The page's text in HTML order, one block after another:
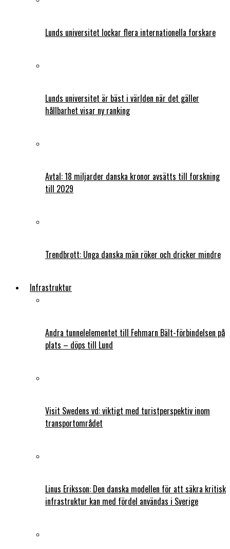
Lunds universitet lockar flera internationella forskare
Lunds universitet är bäst i världen när det gäller
hållbarhet visar ny ranking
Avtal: 18 miljarder danska kronor avsätts till forskning
till 2029
Trendbrott: Unga danska män röker och dricker mindre
Infrastruktur
Andra tunnelelementet till Fehmarn Bält-förbindelsen på
plats – döps till Lund
Visit Swedens vd: viktigt med turistperspektiv inom
transportområdet
Linus Eriksson: Den danska modellen för att säkra kritisk
infrastruktur kan med fördel användas i Sverige